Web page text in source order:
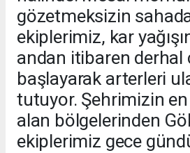
gözetmeksizin
ekiplerimiz, kar
andan itibaren derhal
başlayarak arterleri
tutuyor. Şehrimizin en
alan bölgelerinden
ekiplerimiz gece